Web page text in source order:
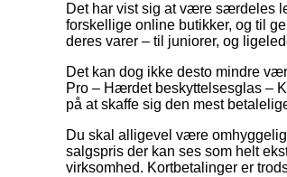
Det har vist sig at være særdeles
forskellige online butikker, og til
deres varer – til juniorer, og
Det kan dog ikke desto mindre
Pro – Hærdet beskyttelsesglas –
på at skaffe sig den mest
Du skal alligevel være
salgspris der kan ses som helt
virksomhed. Kortbetalinger er